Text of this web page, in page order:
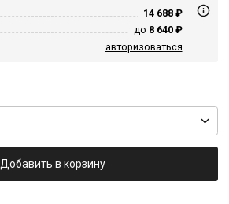
14 688 ₽
до 8 640 ₽
авторизоваться
Добавить в корзину